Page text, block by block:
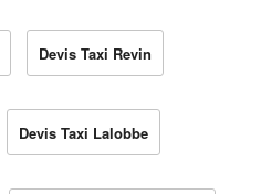
Devis Taxi Revin
Devis Taxi Lalobbe